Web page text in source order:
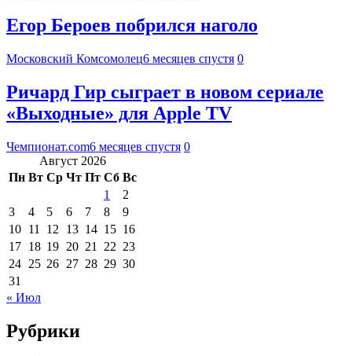
Егор Бероев побрился наголо
Московский Комсомолец6 месяцев спустя 0
Ричард Гир сыграет в новом сериале
«Выходные» для Apple TV
Чемпионат.com6 месяцев спустя 0
Август 2026
Пн Вт Ср Чт Пт Сб Вс
1
2
3
4 5 6 7 8
9
10 11 12 13 14 15 16
17 18 19 20 21 22 23
24 25 26 27 28 29 30
31
« Июл
Рубрики